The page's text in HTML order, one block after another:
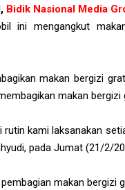
Bidik Nasional Media
ini mengangkut
makan bergizi
makan
rutin kami laksanakan
pada Jumat (21/2/
makan bergizi